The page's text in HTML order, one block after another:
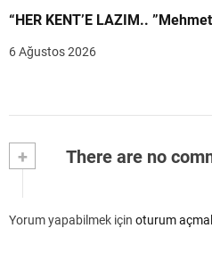
“HER KENT’E
6 Ağustos 2026
+ There are no
Yorum yapabilmek için oturum